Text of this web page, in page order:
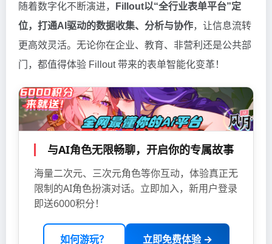
随着数字化不断演进，
Fillout以“全行业表单平台”定
位，打通AI驱动的数据收集、分析与协作，让信息流转
更高效灵活。无论你在企业、教育、非营利还是公共部
门，都值得体验 Fillout 带来的表单智能化变革！
与AI角色无限畅聊，开启你的专属故事
海量二次元、三次元角色等你互动，体验真正无
限制的AI角色扮演对话。立即加入，新用户登录
即送6000积分！
如何游玩？ 立即免费体验 →